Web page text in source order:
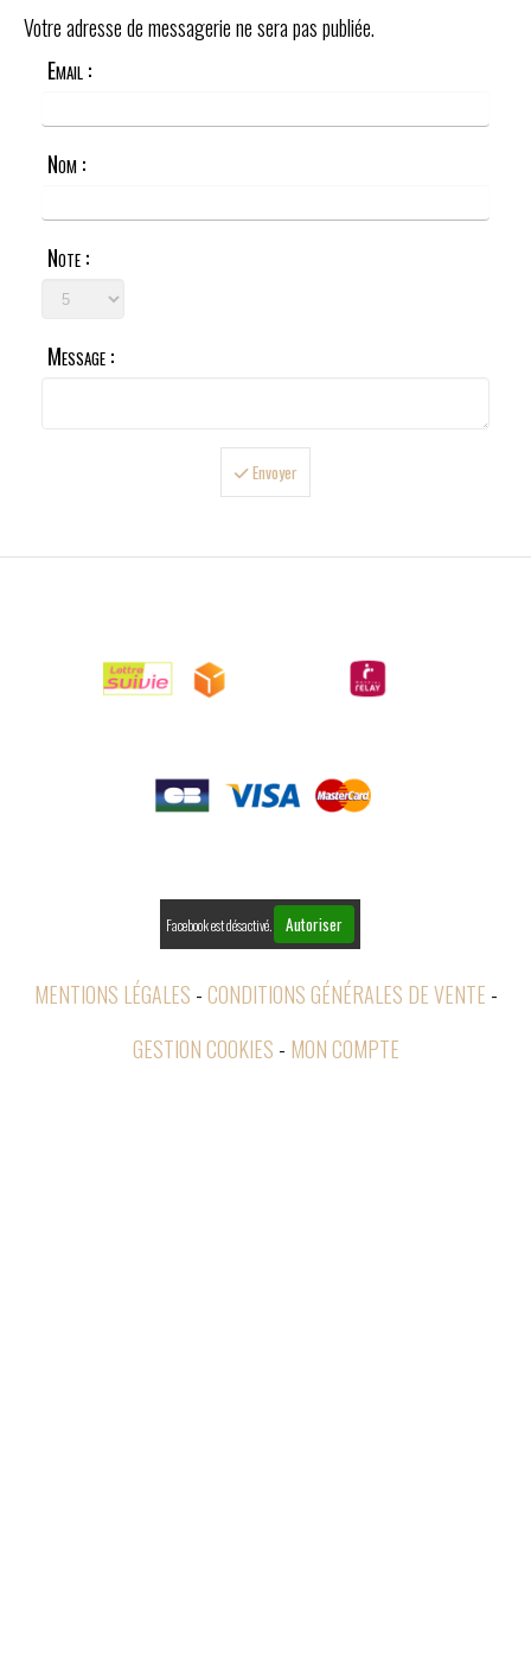
Votre adresse de messagerie ne sera pas publiée.
Email :
Nom :
Note :
Message :
Envoyer
Facebook est désactivé. Autoriser
MENTIONS LÉGALES CONDITIONS GÉNÉRALES DE VENTE
GESTION COOKIES
MON COMPTE